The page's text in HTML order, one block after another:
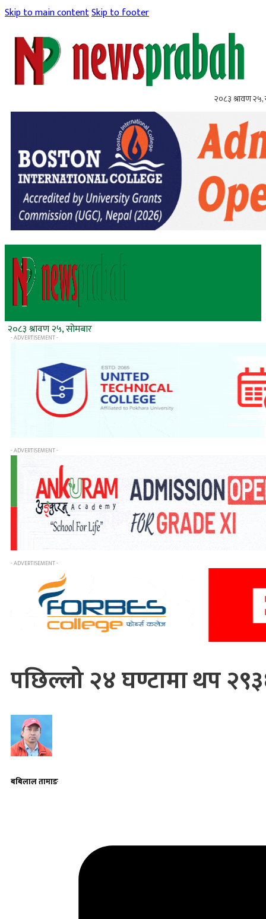
Skip to main contentSkip to footer
२०८३ श्रावण २५,
२०८३ श्रावण २५, सोमबार
- ADVERTISEMENT -
- ADVERTISEMENT -
- ADVERTISEMENT -
पछिल्लो २४ घण्टामा थप
बबिलाल तामाङ